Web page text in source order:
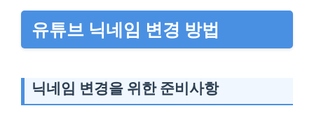
유튜브 닉네임 변경 방법
닉네임 변경을 위한 준비사항